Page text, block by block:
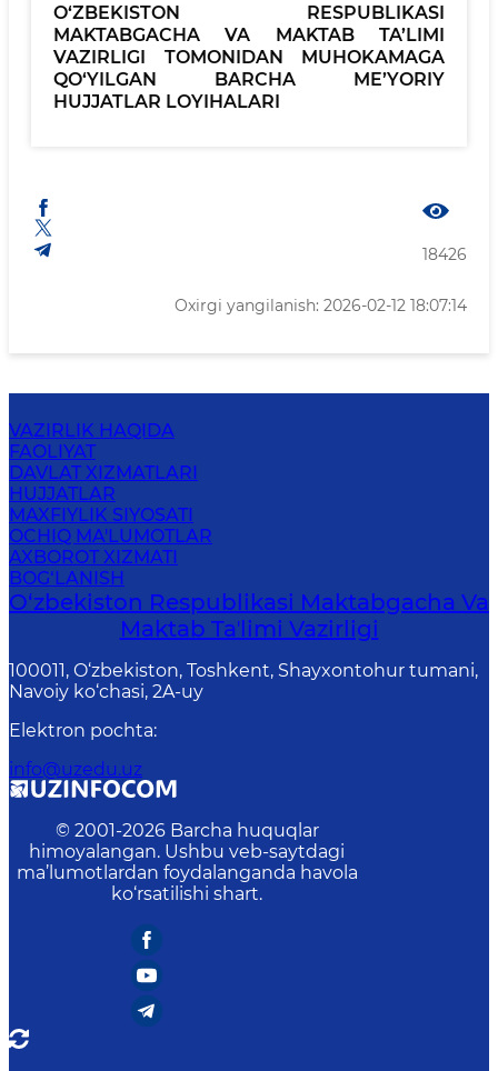
O‘ZBEKISTON RESPUBLIKASI
MAKTABGACHA VA MAKTAB TA’LIMI
VAZIRLIGI TOMONIDAN MUHOKAMAGA
QO‘YILGAN BARCHA ME’YORIY
HUJJATLAR LOYIHALARI
18426
Oxirgi yangilanish: 2026-02-12 18:07:14
VAZIRLIK HAQIDA
FAOLIYAT
DAVLAT XIZMATLARI
HUJJATLAR
MAXFIYLIK SIYOSATI
OCHIQ MA'LUMOTLAR
AXBOROT XIZMATI
BOG‘LANISH
O‘zbekiston Respublikasi Maktabgacha Va
Maktab Taʼlimi Vazirligi
100011, O‘zbekiston, Toshkent, Shayxontohur tumani,
Navoiy ko‘chasi, 2A-uy
Elektron pochta:
info@uzedu.uz
© 2001-2026 Barcha huquqlar
himoyalangan. Ushbu veb-saytdagi
ma’lumotlardan foydalanganda havola
ko‘rsatilishi shart.